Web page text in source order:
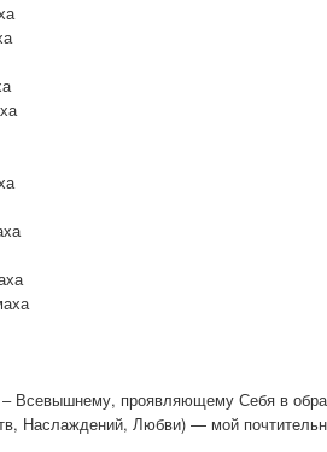
Всевышнему, проявляющему Себя в
Наслаждений, Любви) — мой